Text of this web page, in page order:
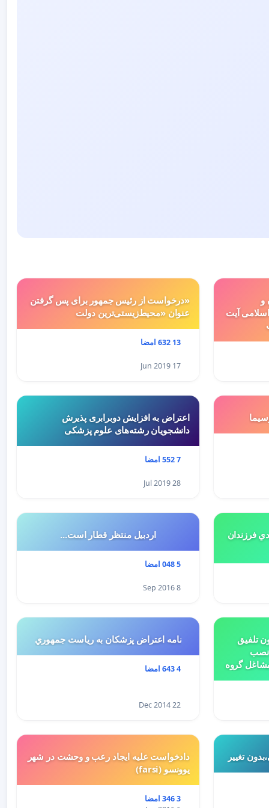
و
آیت
«درخواست از رئیس جمهور برای پس گرفتن
عنوان «محیط‌زیستی‌ترین دولت
13 632 امضا
17 Jun 2019
اعتراض به افزایش دوبرابری پذیرش
دانشجویان رشته‌های علوم پزشکی
7 552 امضا
28 Jul 2019
ي جديد ٥درصدي فرزندان
اردبیل منتظر قطار است...
5 048 امضا
8 Sep 2016
تلفیق
نصب
گروه
کاربری
نامه اعتراض پزشكان به رياست جمهوري
4 643 امضا
22 Dec 2014
تغییر
دادخواست علیه ایجاد رعب و وحشت در شهر
یوونسو (farsi)
3 346 امضا